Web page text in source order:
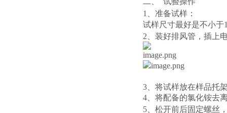
1、 准备试样：
试样尺寸最好是不小于
2、 装好排风管，插上
3、 将试样放在样品托
4、 将配备的氯化铵去
5、 松开前后固定螺丝